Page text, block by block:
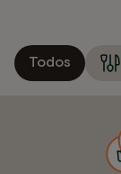
Todos